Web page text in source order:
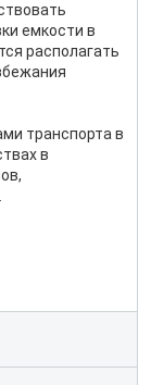
емкости в
располагать
транспорта в
в